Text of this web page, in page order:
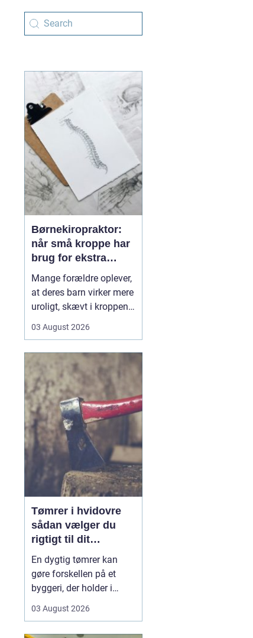
Børnekiropraktor:
når små kroppe har
brug for ekstra
opmærksomhed
Mange forældre oplever,
at deres barn virker mere
uroligt, skævt i kroppen
uden at der er en klar
børnekiropraktor være en
mulighed. En kiropraktor
med særlig erfaring i...
03 August 2026
Tømrer i hvidovre
sådan vælger du
rigtigt til dit
byggeprojekt
En dygtig tømrer kan
gøre forskellen på et
byggeri, der holder i
giver dig problemer igen
03 August 2026